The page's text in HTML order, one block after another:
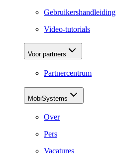
Gebruikershandleiding
Video-tutorials
Voor partners
Partnercentrum
MobiSystems
Over
Pers
Vacatures